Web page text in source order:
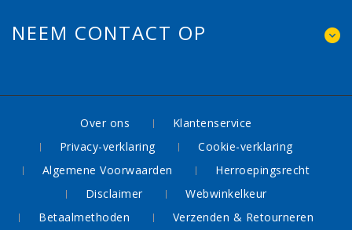
NEEM CONTACT OP
Over ons
Klantenservice
Privacy-verklaring
Cookie-verklaring
Algemene Voorwaarden
Herroepingsrecht
Disclaimer
Webwinkelkeur
Betaalmethoden
Verzenden & Retourneren